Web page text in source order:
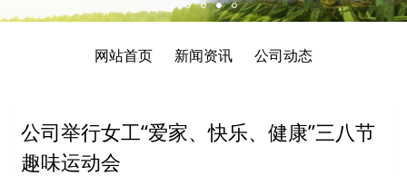
网站首页 新闻资讯 公司动态
公司举行女工“爱家、快乐、健康”三八节
趣味运动会